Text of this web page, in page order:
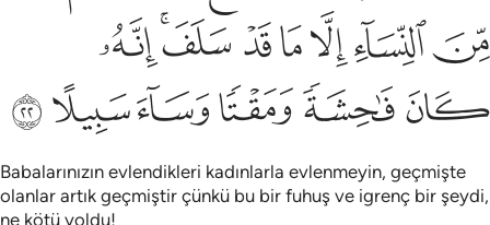
ﱥﱦﱧﱨﱩ ﱪﱫﱬ
ﱭﱮﱯﱰﱱﱲ
Babalarınızın evlendikleri kadınlarla evlenmeyin, geçmişte
olanlar artık geçmiştir çünkü bu bir fuhuş ve igrenç bir şeydi,
ne kötü yoldu!